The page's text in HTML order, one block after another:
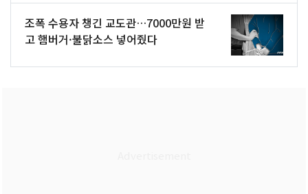
조폭 수용자 챙긴 교도관…7000만원 받
고 햄버거·불닭소스 넣어줬다